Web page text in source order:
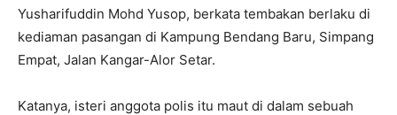
Yusharifuddin Mohd Yusop, berkata tembakan berlaku di
kediaman pasangan di Kampung Bendang Baru, Simpang
Empat, Jalan Kangar-Alor Setar.
Katanya, isteri anggota polis itu maut di dalam sebuah